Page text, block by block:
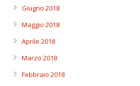
Giugno 2018
Maggio 2018
Aprile 2018
Marzo 2018
Febbraio 2018